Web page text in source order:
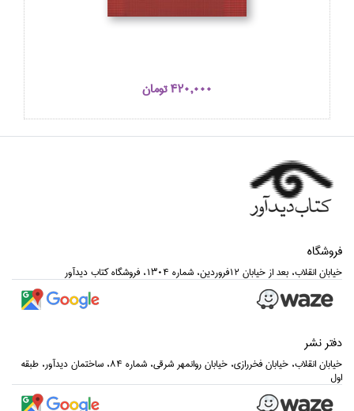
420,000 تومان
فروشگاه
خيابان انقلاب، بعد از خيابان 12فروردين، شماره 1304، فروشگاه كتاب ديدآور
دفتر نشر
خيابان انقلاب، خيابان فخررازي، خيابان روانمهر شرقي، شماره 84، ساختمان ديدآور، طبقه
اول